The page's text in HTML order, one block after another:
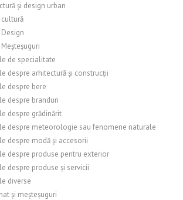
și design urban
cultură
Design
Meșteșuguri
de specialitate
despre arhitectură și construcții
despre bere
despre branduri
despre grădinărit
despre meteorologie sau fenomene naturale
despre modă și accesorii
despre produse pentru exterior
despre produse și servicii
diverse
și meșteșuguri